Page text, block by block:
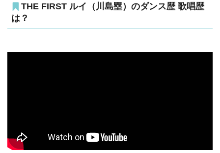
THE FIRST ルイ（川島塁）のダンス歴 歌唱歴
は？